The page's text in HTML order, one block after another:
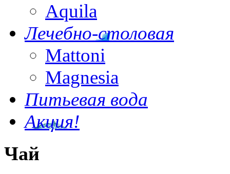
Aquila
Лечебно-столовая
Mattoni
Magnesia
Питьевая вода
Акция!
Чай